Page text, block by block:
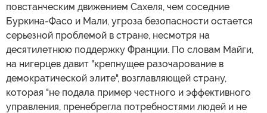
повстанческим движением Сахеля, чем соседние
Буркина-Фасо и Мали, угроза безопасности остается
серьезной проблемой в стране, несмотря на
десятилетнюю поддержку Франции. По словам Майги,
на нигерцев давит "крепнущее разочарование в
демократической элите", возглавляющей страну,
которая "не подала пример честного и эффективного
управления, пренебрегла потребностями людей и не